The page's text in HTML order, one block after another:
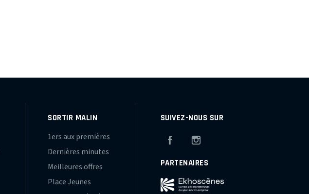
SORTIR MALIN
1ers aux premières
Dernières minutes
Meilleures offres
Place Jeunes
SUIVEZ-NOUS SUR
Facebook
PARTENAIRES